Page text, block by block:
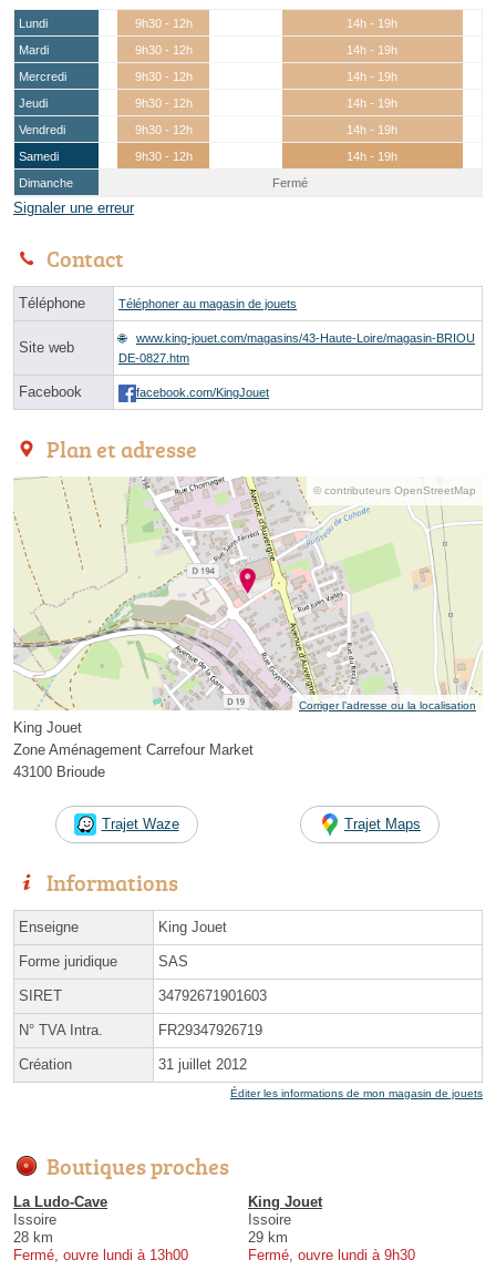
Lundi 9h30 - 12h
14h - 19h
Mardi
9h30 - 12h
14h - 19h
Mercredi
9h30 - 12h
14h - 19h
Jeudi
9h30 - 12h
14h - 19h
Vendredi
9h30 - 12h
14h - 19h
Samedi
9h30 - 12h
14h - 19h
Dimanche
Fermé
Signaler une erreur
Contact
Téléphone Téléphoner au magasin de jouets
Site web
www.king-jouet.com/magasins/43-Haute-Loire/magasin-BRIOU
DE-0827.htm
Facebook facebook.com/KingJouet
Plan et adresse
© contributeurs OpenStreetMap
Corriger l’adresse ou la localisation
King Jouet
Zone Aménagement Carrefour Market
43100 Brioude
Trajet Waze Trajet Maps
Informations
Enseigne King Jouet
Forme juridique SAS
SIRET 34792671901603
N° TVA Intra. FR29347926719
Création 31 juillet 2012
Éditer les informations de mon magasin de jouets
Boutiques proches
La Ludo-Cave
Issoire
28 km
Fermé, ouvre lundi à 13h00
King Jouet
Issoire
29 km
Fermé, ouvre lundi à 9h30